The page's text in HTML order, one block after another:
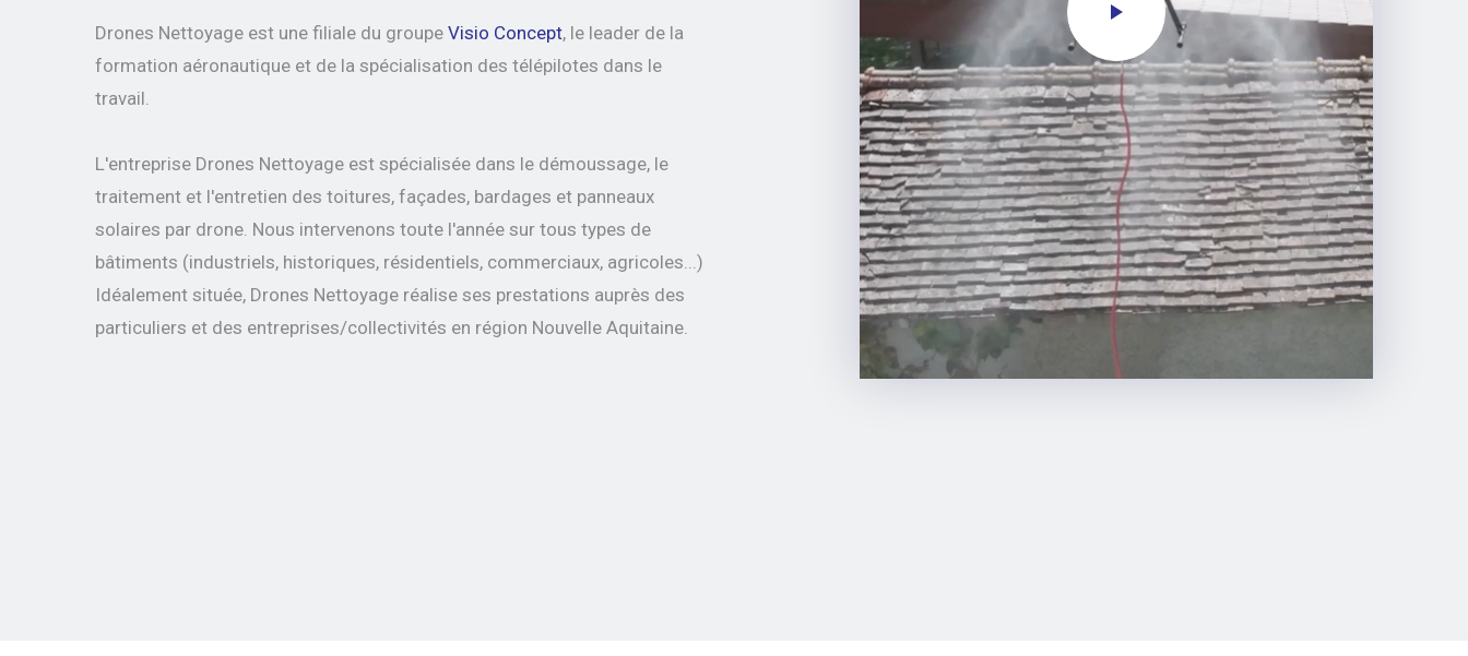
Drones Nettoyage est une filiale du groupe Visio Concept, le leader de la
formation aéronautique et de la spécialisation des télépilotes dans le
travail.
L'entreprise Drones Nettoyage est spécialisée dans le démoussage, le
traitement et l'entretien des toitures, façades, bardages et panneaux
solaires par drone. Nous intervenons toute l'année sur tous types de
bâtiments (industriels, historiques, résidentiels, commerciaux, agricoles...)
Idéalement située, Drones Nettoyage réalise ses prestations auprès des
particuliers et des entreprises/collectivités en région Nouvelle Aquitaine.